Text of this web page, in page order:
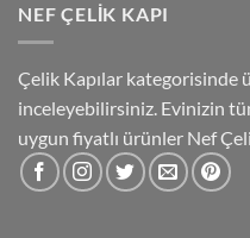
NEF ÇELIK KAPI
Çelik Kapılar kategorisinde
inceleyebilirsiniz. Evinizin
uygun fiyatlı ürünler Nef